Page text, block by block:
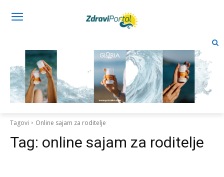
Tagovi Online sajam za roditelje
Tag: online sajam za roditelje